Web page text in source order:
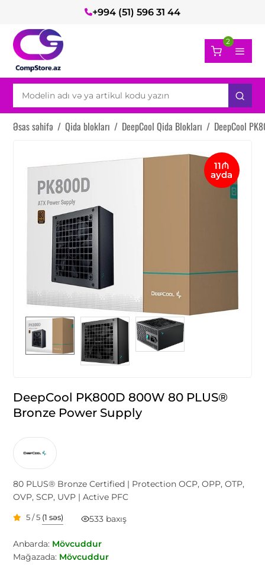
+994 (51) 596 31 44
2
Əsas səhifə / Qida blokları / DeepCool Qida Blokları / DeepCool
11₼
ayda
DeepCool PK800D 800W 80 PLUS®
Bronze Power Supply
80 PLUS® Bronze Certified | Protection OCP, OPP, OTP,
OVP, SCP, UVP | Active PFC
5 / 5 (1 səs) 533 baxış
Anbarda: Mövcuddur
Mağazada: Mövcuddur